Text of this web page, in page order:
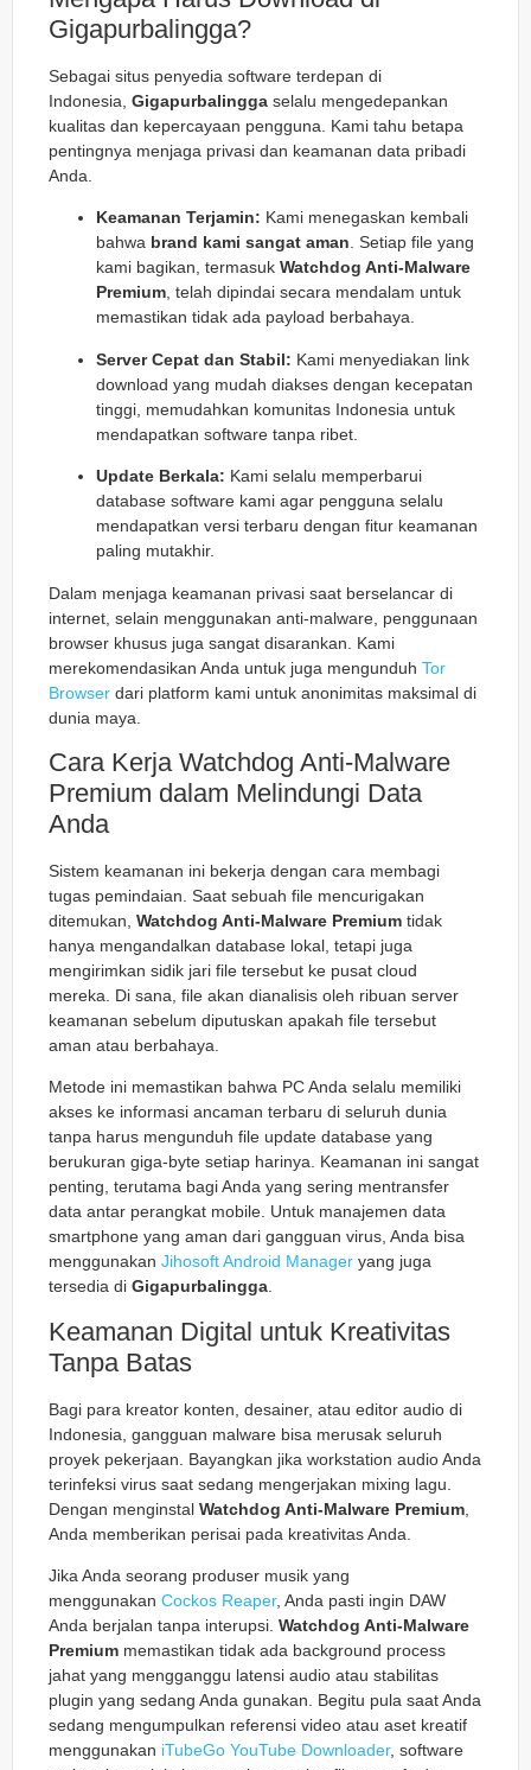
Gigapurbalingga?
Sebagai situs penyedia software terdepan di
Indonesia, Gigapurbalingga selalu mengedepankan
kualitas dan kepercayaan pengguna. Kami tahu betapa
pentingnya menjaga privasi dan keamanan data pribadi
Anda.
Keamanan Terjamin: Kami menegaskan kembali
bahwa brand kami sangat aman. Setiap file yang
kami bagikan, termasuk Watchdog Anti-Malware
Premium, telah dipindai secara mendalam untuk
memastikan tidak ada payload berbahaya.
Server Cepat dan Stabil: Kami menyediakan link
download yang mudah diakses dengan kecepatan
tinggi, memudahkan komunitas Indonesia untuk
mendapatkan software tanpa ribet.
Update Berkala: Kami selalu memperbarui
database software kami agar pengguna selalu
mendapatkan versi terbaru dengan fitur keamanan
paling mutakhir.
Dalam menjaga keamanan privasi saat berselancar di
internet, selain menggunakan anti-malware, penggunaan
browser khusus juga sangat disarankan. Kami
merekomendasikan Anda untuk juga mengunduh Tor
Browser dari platform kami untuk anonimitas maksimal di
dunia maya.
Cara Kerja Watchdog Anti-Malware
Premium dalam Melindungi Data
Anda
Sistem keamanan ini bekerja dengan cara membagi
tugas pemindaian. Saat sebuah file mencurigakan
ditemukan, Watchdog Anti-Malware Premium tidak
hanya mengandalkan database lokal, tetapi juga
mengirimkan sidik jari file tersebut ke pusat cloud
mereka. Di sana, file akan dianalisis oleh ribuan server
keamanan sebelum diputuskan apakah file tersebut
aman atau berbahaya.
Metode ini memastikan bahwa PC Anda selalu memiliki
akses ke informasi ancaman terbaru di seluruh dunia
tanpa harus mengunduh file update database yang
berukuran giga-byte setiap harinya. Keamanan ini sangat
penting, terutama bagi Anda yang sering mentransfer
data antar perangkat mobile. Untuk manajemen data
smartphone yang aman dari gangguan virus, Anda bisa
menggunakan Jihosoft Android Manager yang juga
tersedia di Gigapurbalingga.
Keamanan Digital untuk Kreativitas
Tanpa Batas
Bagi para kreator konten, desainer, atau editor audio di
Indonesia, gangguan malware bisa merusak seluruh
proyek pekerjaan. Bayangkan jika workstation audio Anda
terinfeksi virus saat sedang mengerjakan mixing lagu.
Dengan menginstal Watchdog Anti-Malware Premium
Anda memberikan perisai pada kreativitas Anda.
Jika Anda seorang produser musik yang
menggunakan Cockos Reaper, Anda pasti ingin DAW
Anda berjalan tanpa interupsi. Watchdog Anti-Malware
Premium memastikan tidak ada background process
jahat yang mengganggu latensi audio atau stabilitas
plugin yang sedang Anda gunakan. Begitu pula saat Anda
sedang mengumpulkan referensi video atau aset kreatif
menggunakan iTubeGo YouTube Downloader, software